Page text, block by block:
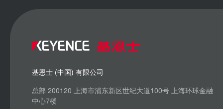
基恩士 (中国) 有限公司
总部 200120 上海市浦东新区世纪大道100号 上海环球金融
中心7楼